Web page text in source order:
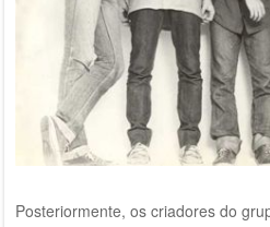
Posteriormente, os criadores do